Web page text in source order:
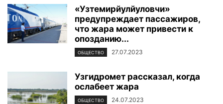
«Узтемирйулйуловчи»
предупреждает пассажиров,
что жара может привести к
опозданию...
ОБЩЕСТВО 27.07.2023
Узгидромет рассказал, когда
ослабеет жара
ОБЩЕСТВО 24.07.2023